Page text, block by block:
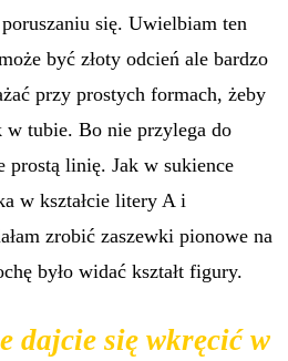
się. Uwielbiam ten
być złoty odcień ale bardzo
przy prostych formach, żeby
tubie. Bo nie przylega do
prostą linię. Jak w sukience
w kształcie litery A i
zrobić zaszewki pionowe na
było widać kształt figury.
dajcie się wkręcić w